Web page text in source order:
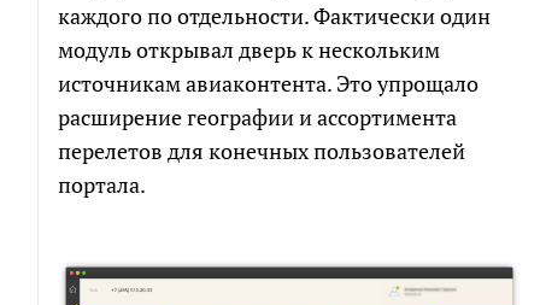
каждого по отдельности. Фактически один
модуль открывал дверь к нескольким
источникам авиаконтента. Это упрощало
расширение географии и ассортимента
перелетов для конечных пользователей
портала.
ПОЛУЧИТЬ РАСЧЕТ
Я соглашаюсь на обработку персональных
данных в соответствии сполитикой обработки
персональных данных
Я согласен на получение информационных и